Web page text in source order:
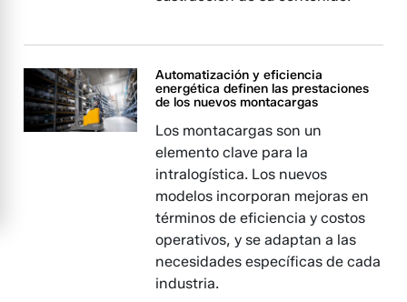
Automatización y eficiencia
energética definen las prestaciones
de los nuevos montacargas
Los montacargas son un
elemento clave para la
intralogística. Los nuevos
modelos incorporan mejoras en
términos de eficiencia y costos
operativos, y se adaptan a las
necesidades específicas de cada
industria.